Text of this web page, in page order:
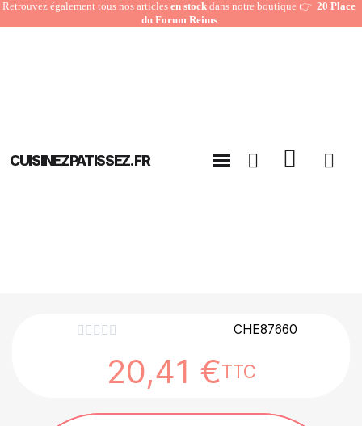
Retrouvez également tous nos articles en stock dans notre boutique 👉20 Place
du Forum Reims
CUISINEZPATISSEZ.FR
     CHE87660
20,41 €TTC